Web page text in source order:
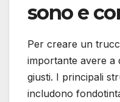
sono e
Per creare un
importante avere a
giusti. I principali
includono